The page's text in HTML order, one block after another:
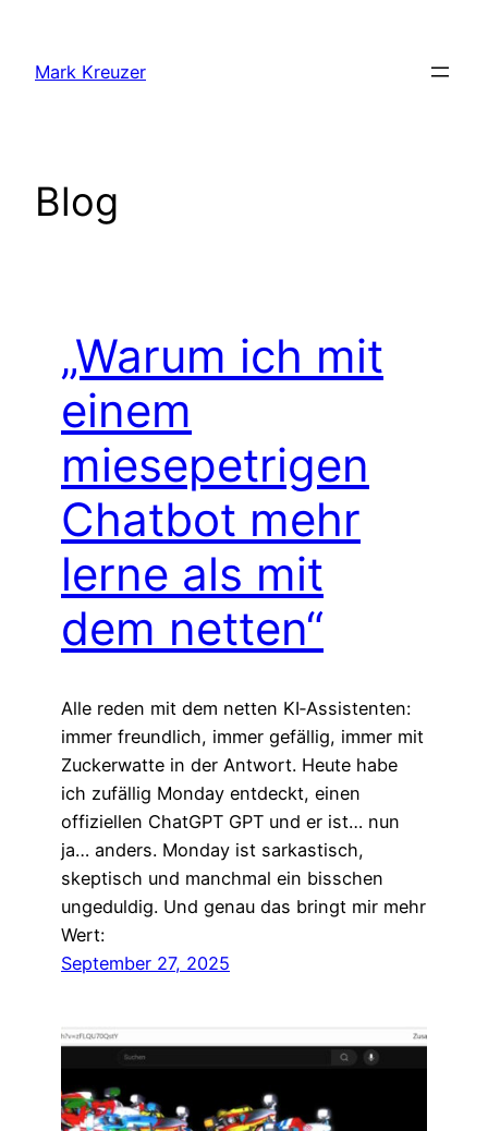
springen
Mark Kreuzer
Blog
„Warum ich mit
einem
miesepetrigen
Chatbot mehr
lerne als mit
dem netten“
Alle reden mit dem netten KI‑Assistenten:
immer freundlich, immer gefällig, immer mit
Zuckerwatte in der Antwort. Heute habe
ich zufällig Monday entdeckt, einen
offiziellen ChatGPT GPT und er ist… nun
ja… anders. Monday ist sarkastisch,
skeptisch und manchmal ein bisschen
ungeduldig. Und genau das bringt mir mehr
Wert:
September 27, 2025